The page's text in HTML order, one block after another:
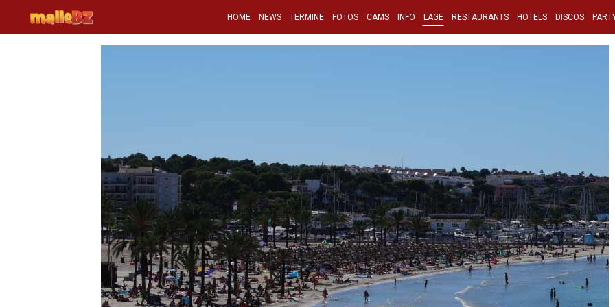
HOME NEWS TERMINE FOTOS CAMS INFO LAGE RESTAURANTS HOTELS DISCOS